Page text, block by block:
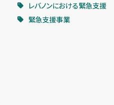
した女性グループの生計支援
レバノンにおける緊急支援
緊急支援事業